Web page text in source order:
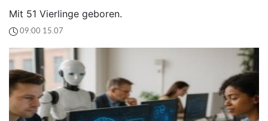
Mit 51 Vierlinge geboren.
09:00 15.07